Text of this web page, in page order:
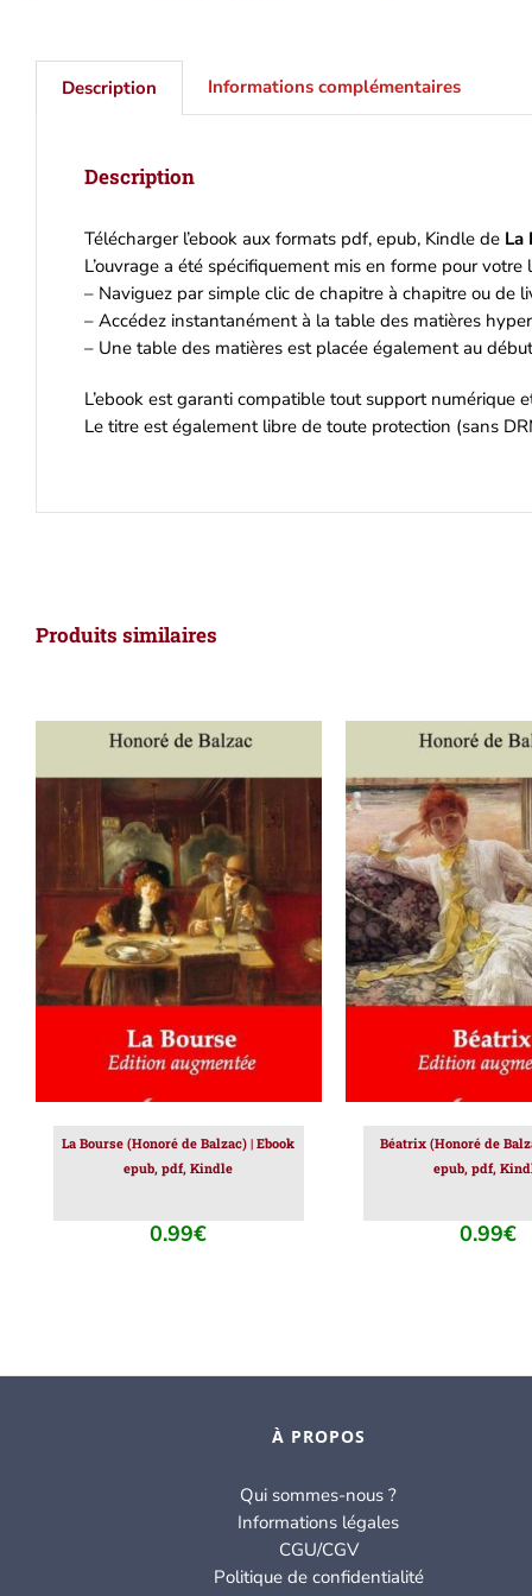
Description Informations complémentaires
Description
Télécharger l’ebook aux formats pdf, epub, Kindle de La
L’ouvrage a été spécifiquement mis en forme pour votre
– Naviguez par simple clic de chapitre à chapitre ou de
– Accédez instantanément à la table des matières
– Une table des matières est placée également au
L’ebook est garanti compatible tout support
Le titre est également libre de toute protection (sans
Produits similaires
AJOUTER AU PANIER
/
DÉTAILS
La Bourse (Honoré de Balzac) | Ebook
epub, pdf, Kindle
0.99€
AJOUTER AU
DÉTAILS
Béatrix (Honoré de
epub, pdf,
0.99€
À PROPOS
Qui sommes-nous ?
Informations légales
CGU/CGV
Politique de confidentialité